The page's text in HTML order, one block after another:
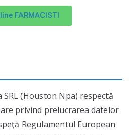
FARMACISTI
SRL (Houston Npa) respectă
privind prelucrarea datelor
Regulamentul European